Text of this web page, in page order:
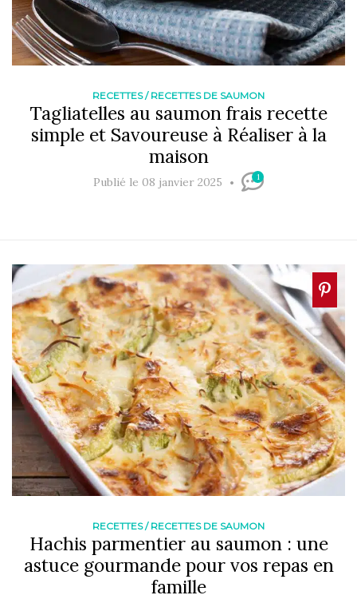
RECETTES/ RECETTES DE SAUMON
Tagliatelles au saumon frais recette
simple et Savoureuse à Réaliser à la
maison
Publié le 08 janvier 2025 1
RECETTES/ RECETTES DE SAUMON
Hachis parmentier au saumon : une
astuce gourmande pour vos repas en
famille